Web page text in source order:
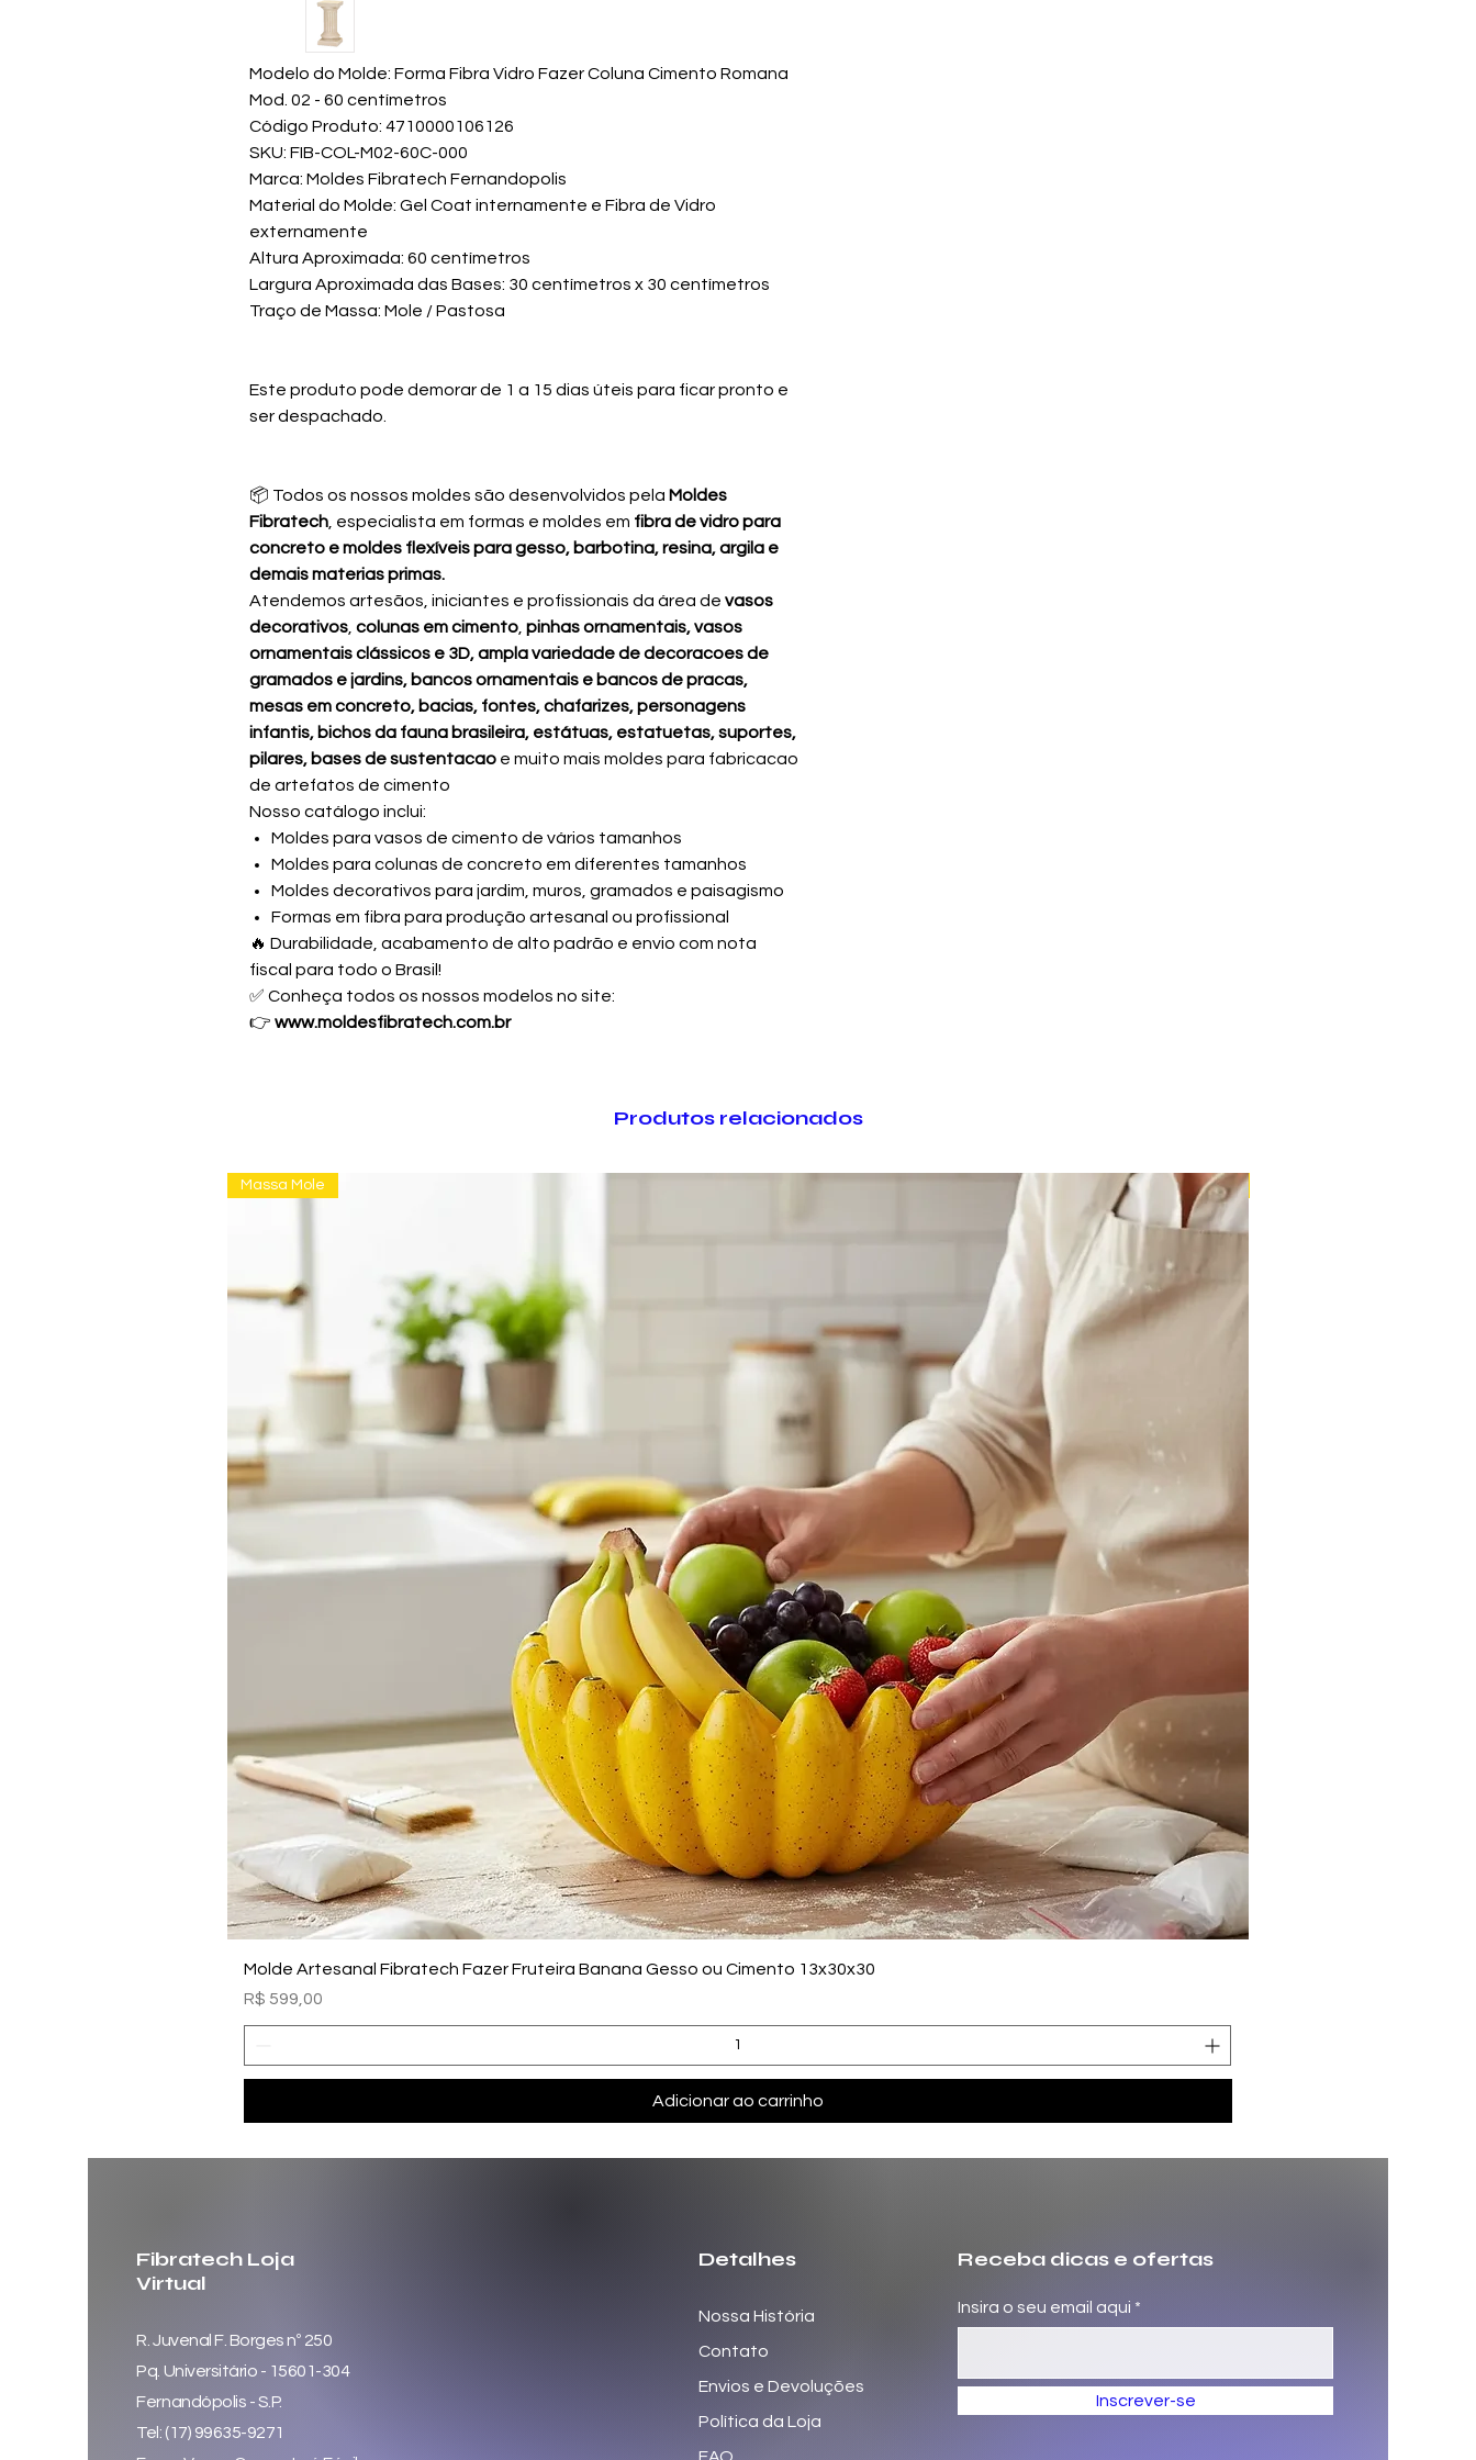
Modelo do Molde: Forma Fibra Vidro Fazer Coluna Cimento Romana
Mod. 02 - 60 centímetros
Código Produto: 4710000106126
SKU: FIB-COL-M02-60C-000
Marca: Moldes Fibratech Fernandopolis
Material do Molde: Gel Coat internamente e Fibra de Vidro
externamente
Altura Aproximada: 60 centímetros
Largura Aproximada das Bases: 30 centímetros x 30 centímetros
Traço de Massa: Mole / Pastosa
Este produto pode demorar de 1 a 15 dias úteis para ficar pronto e
ser despachado.
📦 Todos os nossos moldes são desenvolvidos pela Moldes
Fibratech , especialista em formas e moldes em fibra de vidro para
concreto e moldes flexíveis para gesso, barbotina, resina, argila e
demais materias primas.
Atendemos artesãos, iniciantes e profissionais da área de vasos
decorativos colunas em cimento pinhas ornamentais, vasos
ornamentais clássicos e 3D, ampla variedade de decoracoes de
gramados e jardins, bancos ornamentais e bancos de pracas,
mesas em concreto, bacias, fontes, chafarizes, personagens
infantis, bichos da fauna brasileira, estátuas, estatuetas, suportes,
pilares, bases de sustentacao e muito mais moldes para fabricacao
de artefatos de cimento
Nosso catálogo inclui:
Moldes para vasos de cimento de vários tamanhos
Moldes para colunas de concreto em diferentes tamanhos
Moldes decorativos para jardim, muros, gramados e paisagismo
Formas em fibra para produção artesanal ou profissional
🔥 Durabilidade, acabamento de alto padrão e envio com nota
fiscal para todo o Brasil!
✅ Conheça todos os nossos modelos no site:
👉 www.moldesfibratech.com.br
Produtos relacionados
Visualização rápida
Massa Mole
Molde Artesanal Fibratech Fazer Fruteira Banana Gesso ou Cimento 13x30x30
Preço
R$ 599,00
Adicionar ao carrinho
Fibratech Loja
Virtual
R. Juvenal F. Borges nº 250
Pq. Universitário - 15601-304
Fernandópolis - S.P.
Tel: (17) 99635-9271
Detalhes
Nossa História
Contato
Envios e Devoluções
Política da Loja
FAQ
Receba dicas e ofertas
Insira o seu email aqui
Inscrever-se